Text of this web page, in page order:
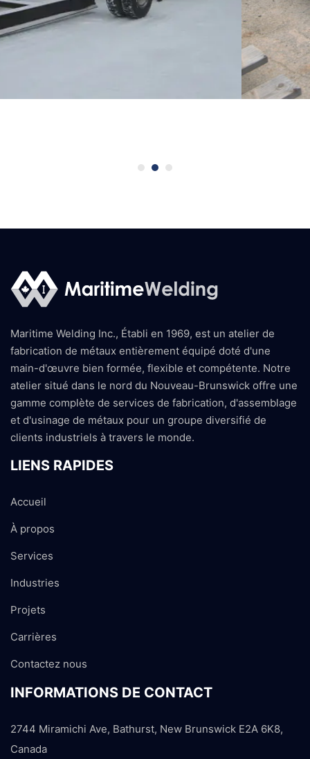
Maritime Welding Inc., Établi en 1969, est un atelier de
fabrication de métaux entièrement équipé doté d'une
main-d'œuvre bien formée, flexible et compétente. Notre
atelier situé dans le nord du Nouveau-Brunswick offre une
gamme complète de services de fabrication, d'assemblage
et d'usinage de métaux pour un groupe diversifié de
clients industriels à travers le monde.
LIENS RAPIDES
Accueil
À propos
Services
Industries
Projets
Carrières
Contactez nous
INFORMATIONS DE CONTACT
2744 Miramichi Ave, Bathurst, New Brunswick E2A 6K8,
Canada